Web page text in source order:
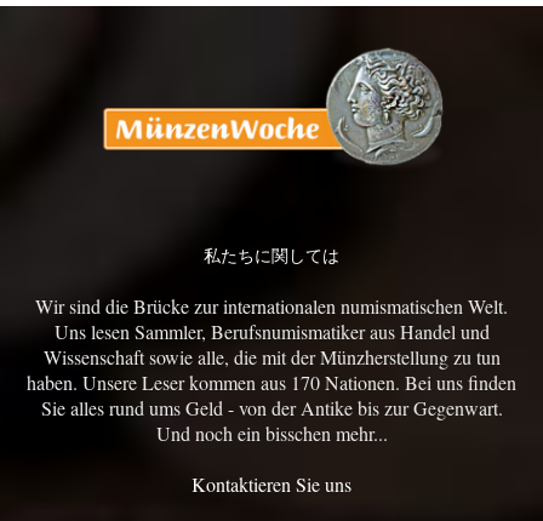
私たちに関しては
Wir sind die Brücke zur internationalen numismatischen Welt.
Uns lesen Sammler, Berufsnumismatiker aus Handel und
Wissenschaft sowie alle, die mit der Münzherstellung zu tun
haben. Unsere Leser kommen aus 170 Nationen. Bei uns finden
Sie alles rund ums Geld - von der Antike bis zur Gegenwart.
Und noch ein bisschen mehr...
Kontaktieren Sie uns